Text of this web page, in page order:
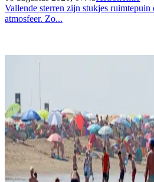
Vallende sterren zijn stukjes
atmosfeer. Zo...